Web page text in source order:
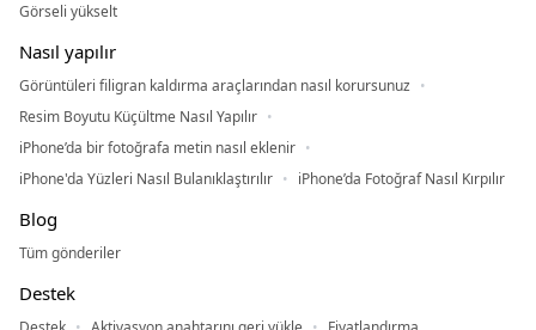
Görseli yükselt
Nasıl yapılır
Görüntüleri filigran kaldırma araçlarından nasıl korursunuz
Resim Boyutu Küçültme Nasıl Yapılır
iPhone’da bir fotoğrafa metin nasıl eklenir
iPhone'da Yüzleri Nasıl Bulanıklaştırılır
iPhone’da Fotoğraf Nasıl Kırpılır
Blog
Tüm gönderiler
Destek